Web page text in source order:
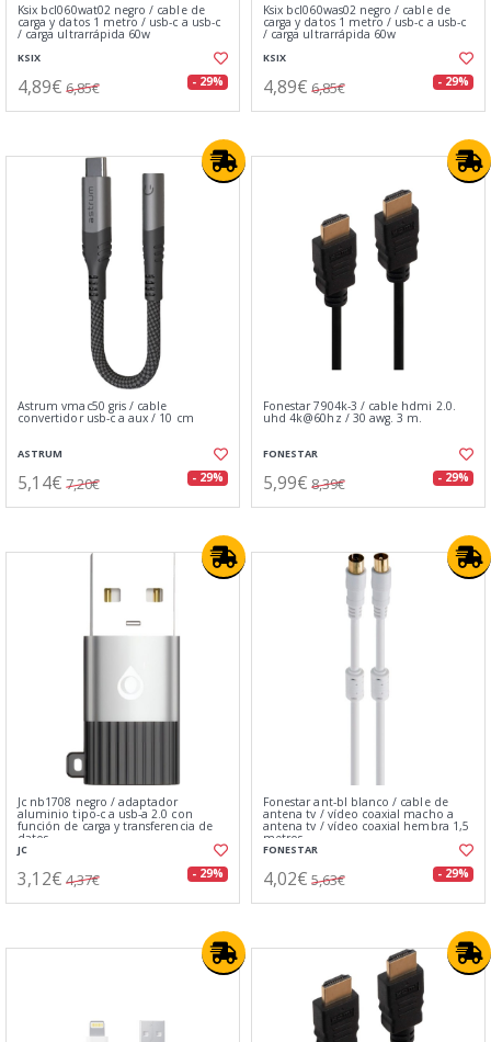
Ksix bcl060wat02 negro / cable de
carga y datos 1 metro / usb-c a usb-c
/ carga ultrarrápida 60w
KSIX
4,89€ 6,85€ - 29%
Ksix bcl060was02 negro / cable de
carga y datos 1 metro / usb-c a usb-c
/ carga ultrarrápida 60w
KSIX
4,89€ 6,85€ - 29%
Astrum vmac50 gris / cable
convertidor usb-c a aux / 10 cm
ASTRUM
5,14€ 7,20€ - 29%
Fonestar 7904k-3 / cable hdmi 2.0.
uhd 4k@60hz / 30 awg. 3 m.
FONESTAR
5,99€ 8,39€ - 29%
Jc nb1708 negro / adaptador
aluminio tipo-c a usb-a 2.0 con
función de carga y transferencia de
datos
JC
3,12€ 4,37€ - 29%
Fonestar ant-bl blanco / cable de
antena tv / vídeo coaxial macho a
antena tv / vídeo coaxial hembra 1,5
metros
FONESTAR
4,02€ 5,63€ - 29%